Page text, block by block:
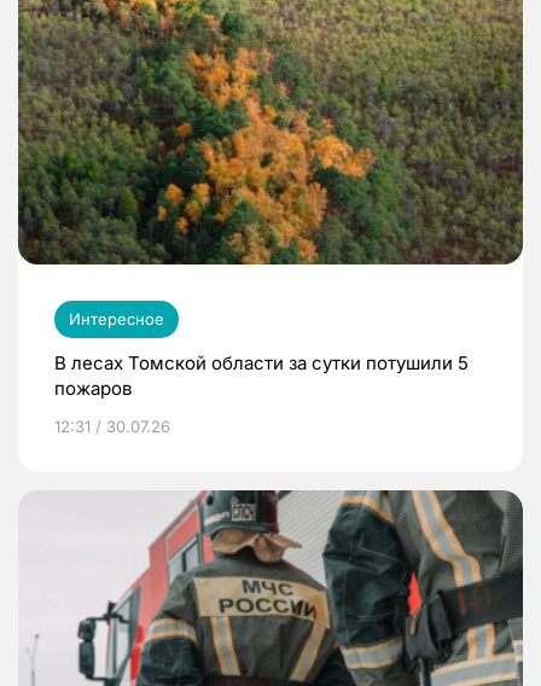
Интересное
В лесах Томской области за сутки потушили 5
пожаров
12:31 / 30.07.26